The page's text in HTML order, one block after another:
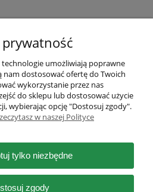
Pomoc
konto
i dostawa
umożliwiają poprawne
nam dostosować ofertę do Twoich
wykorzystanie przez nas
do sklepu lub dostosować użycie
wybierając opcję "Dostosuj zgody".
w naszej Polityce
tylko niezbędne
zgody